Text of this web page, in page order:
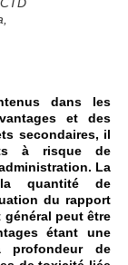
dans les
et des
secondaires, il
à risque de
La
quantité de
du rapport
général peut être
étant une
de